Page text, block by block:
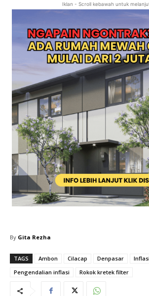
Iklan - Scroll kebawah untuk
By Gita Rezha
TAGS Ambon Cilacap Denpasar Inflasi
Pengendalian inflasi
Rokok kretek filter